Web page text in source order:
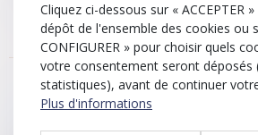
Votre avocat
Cliquez ci-dessous sur « ACCEPTER
dépôt de l'ensemble des cookies ou
CONFIGURER » pour choisir quels
votre consentement seront déposés
statistiques), avant de continuer
Plus d'informations